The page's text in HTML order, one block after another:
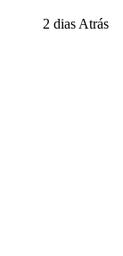
2 dias Atrás